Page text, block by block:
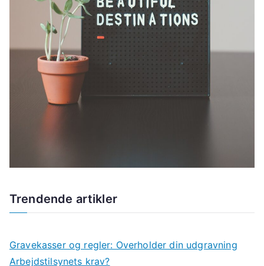
Trendende artikler
Gravekasser og regler: Overholder din udgravning
Arbejdstilsynets krav?